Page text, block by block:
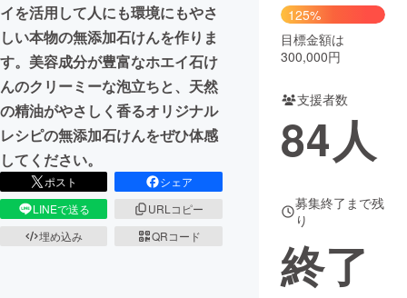
CAMPFIRE for Social Good
CAMPFIRE Creation
CAMPFIREふるさと納税machi-ya コミュニティ
イを活用して人にも環境にもやさ
しい本物の無添加石けんを作りま
す。美容成分が豊富なホエイ石け
んのクリーミーな泡立ちと、天然
の精油がやさしく香るオリジナル
レシピの無添加石けんをぜひ体感
してください。
ポスト
シェア
LINEで送る
URLコピー
埋め込み
QRコード
125%
目標金額は
300,000円
支援者数
84人
募集終了まで残
り
終了